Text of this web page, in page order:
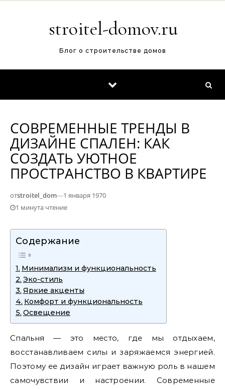
stroitel-domov.ru
Блог о строительстве домов
СОВРЕМЕННЫЕ ТРЕНДЫ В
ДИЗАЙНЕ СПАЛЕН: КАК
СОЗДАТЬ УЮТНОЕ
ПРОСТРАНСТВО В КВАРТИРЕ
отstroitel_dom—1 января 1970
1 минута чтение
Содержание
Минимализм и функциональность
Эко-стиль
Яркие акценты
Комфорт и функциональность
Освещение
Спальня — это место, где мы отдыхаем,
восстанавливаем силы и заряжаемся энергией.
Поэтому ее дизайн играет важную роль в нашем
самочувствии и настроении. Современные